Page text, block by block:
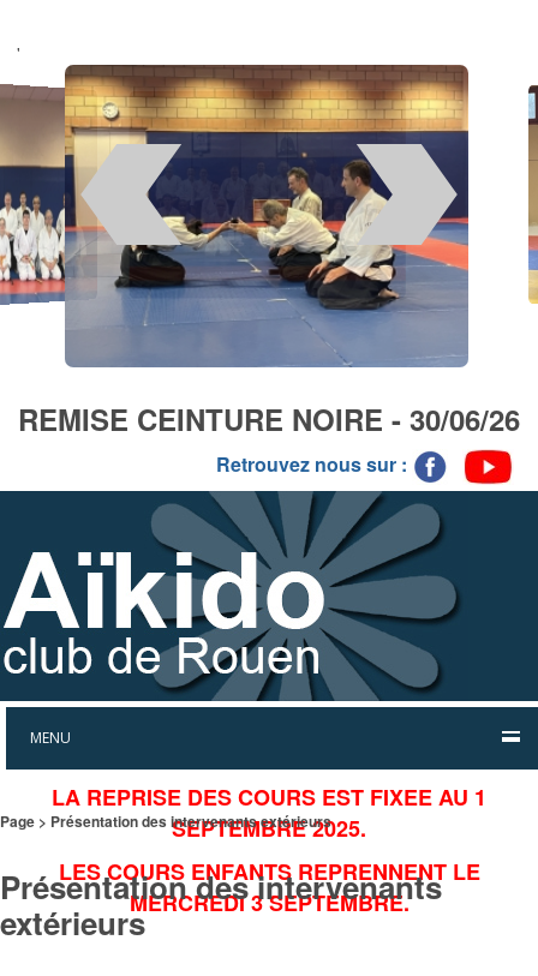
'
REMISE CEINTURE NOIRE - 30/06/26
Retrouvez nous sur :
MENU
LA REPRISE DES COURS EST FIXEE AU 1
SEPTEMBRE 2025.
LES COURS ENFANTS REPRENNENT LE
MERCREDI 3 SEPTEMBRE.
Page > Présentation des intervenants extérieurs
Présentation des intervenants
extérieurs